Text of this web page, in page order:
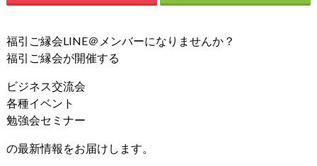
福引ご縁会LINE＠メンバーになりませんか？
福引ご縁会が開催する
ビジネス交流会
各種イベント
勉強会セミナー
の最新情報をお届けします。